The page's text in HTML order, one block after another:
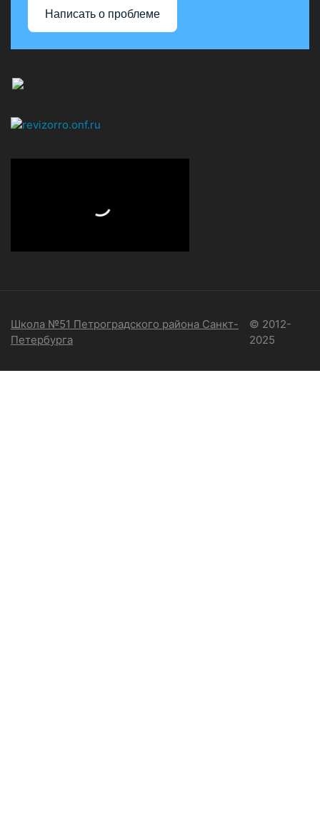
Написать о проблеме
Школа №51 Петроградского района Санкт-
Петербурга
© 2012-
2025